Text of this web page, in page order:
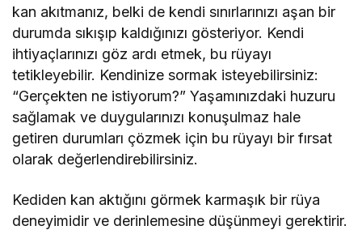
kan akıtmanız, belki de kendi sınırlarınızı aşan bir
durumda sıkışıp kaldığınızı gösteriyor. Kendi
ihtiyaçlarınızı göz ardı etmek, bu rüyayı
tetikleyebilir. Kendinize sormak isteyebilirsiniz:
“Gerçekten ne istiyorum?” Yaşamınızdaki huzuru
sağlamak ve duygularınızı konuşulmaz hale
getiren durumları çözmek için bu rüyayı bir fırsat
olarak değerlendirebilirsiniz.
Kediden kan aktığını görmek karmaşık bir rüya
deneyimidir ve derinlemesine düşünmeyi gerektirir.